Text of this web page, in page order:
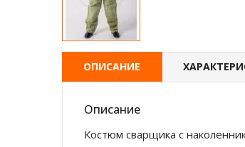
ОПИСАНИЕ
Описание
Костюм сварщика с